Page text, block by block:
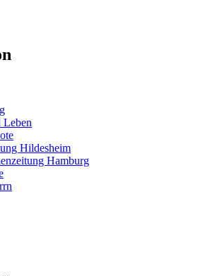
Leben
Hildesheim
Hamburg